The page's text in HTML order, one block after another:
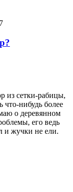
из сетки-рабицы,
что-нибудь более
о деревянном
его ведь
и жучки не ели.